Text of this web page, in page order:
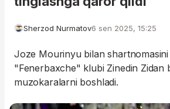
Sherzod Nurmatov6 sen 2025, 15:25
Joze Mourinyu bilan
"Fenerbaxche" klubi Zinedin Zidan
muzokaralarni boshladi.